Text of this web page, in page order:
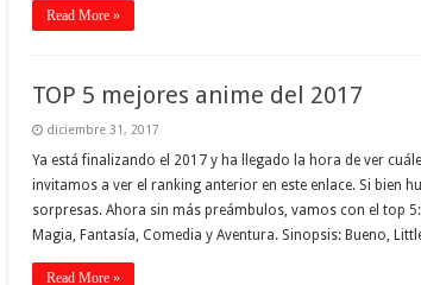
Read More »
TOP 5 mejores anime del 2017
diciembre 31, 2017
Ya está finalizando el 2017 y ha llegado la hora de ver
invitamos a ver el ranking anterior en este enlace. Si bien
sorpresas. Ahora sin más preámbulos, vamos con el top
Magia, Fantasía, Comedia y Aventura. Sinopsis: Bueno,
Read More »